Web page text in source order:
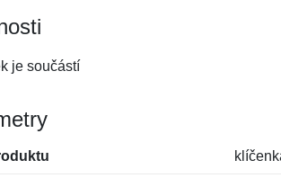
je součástí